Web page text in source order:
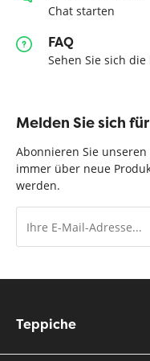
Chat starten
FAQ
Sehen Sie sich
Melden Sie sich
Abonnieren Sie
immer über neue
werden.
Teppiche